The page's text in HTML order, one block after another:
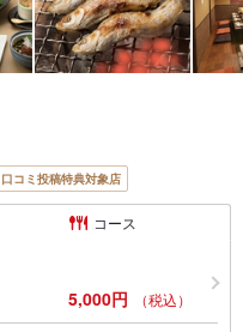
口コミ投稿特典対象店
コース
5,000円 （税込）